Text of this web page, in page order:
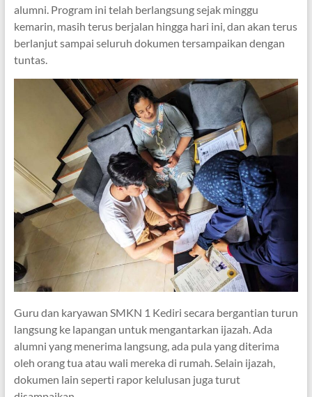
alumni. Program ini telah berlangsung sejak minggu
kemarin, masih terus berjalan hingga hari ini, dan akan terus
berlanjut sampai seluruh dokumen tersampaikan dengan
tuntas.
Guru dan karyawan SMKN 1 Kediri secara bergantian turun
langsung ke lapangan untuk mengantarkan ijazah. Ada
alumni yang menerima langsung, ada pula yang diterima
oleh orang tua atau wali mereka di rumah. Selain ijazah,
dokumen lain seperti rapor kelulusan juga turut